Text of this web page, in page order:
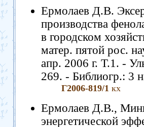
Ермолаев Д.В.
производства
в городском
матер. пятой рос.
апр. 2006 г. Т.1. -
269. - Библиогр.: 3
Г2006-819/1 кх
Ермолаев Д.В.,
энергетической